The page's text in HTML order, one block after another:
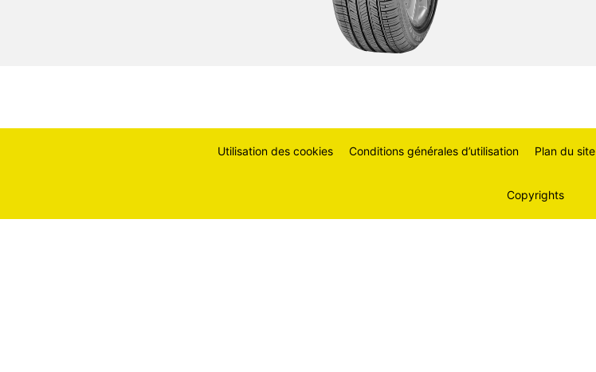
Utilisation des cookies Conditions générales d’utilisation Plan du site
Copyrights